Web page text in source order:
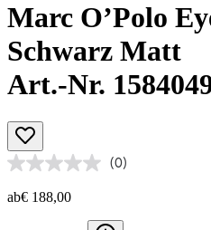
Marc O’Polo
Schwarz Matt
Art.-Nr.
(0)
ab€ 188,00